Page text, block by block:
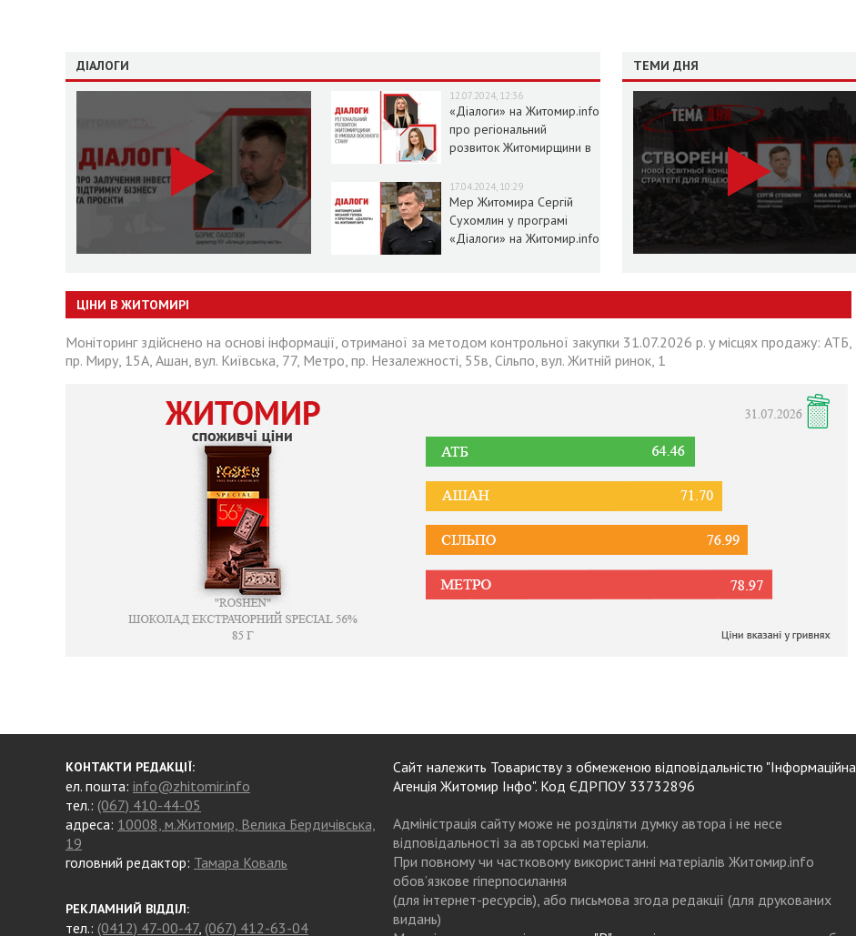
ДІАЛОГИ
12.07.2024, 12:36
«Діалоги» на Житомир.info
про регіональний
розвиток Житомирщини в
17.04.2024, 10:29
Мер Житомира Сергій
Сухомлин у програмі
«Діалоги» на Житомир.info
ТЕМИ ДНЯ
ЦІНИ В ЖИТОМИРІ
Моніторинг здійснено на основі інформації, отриманої за методом контрольної закупки 31.07.2026 р. у місцях продажу: АТБ,
пр. Миру, 15А, Ашан, вул. Київська, 77, Метро, пр. Незалежності, 55в, Сільпо, вул. Житній ринок, 1
КОНТАКТИ РЕДАКЦІЇ:
ел. пошта: info@zhitomir.info
тел.: (067) 410-44-05
адреса: 10008, м.Житомир, Велика Бердичівська,
19
головний редактор: Тамара Коваль
РЕКЛАМНИЙ ВІДДІЛ:
тел.: (0412) 47-00-47, (067) 412-63-04
Сайт належить Товариству з обмеженою відповідальністю "Інформаційна
Агенція Житомир Інфо". Код ЄДРПОУ 33732896
Адміністрація сайту може не розділяти думку автора і не несе
відповідальності за авторські матеріали.
При повному чи частковому використанні матеріалів Житомир.info
обов’язкове гіперпосилання
(для інтернет-ресурсів), або письмова згода редакції (для друкованих
видань)